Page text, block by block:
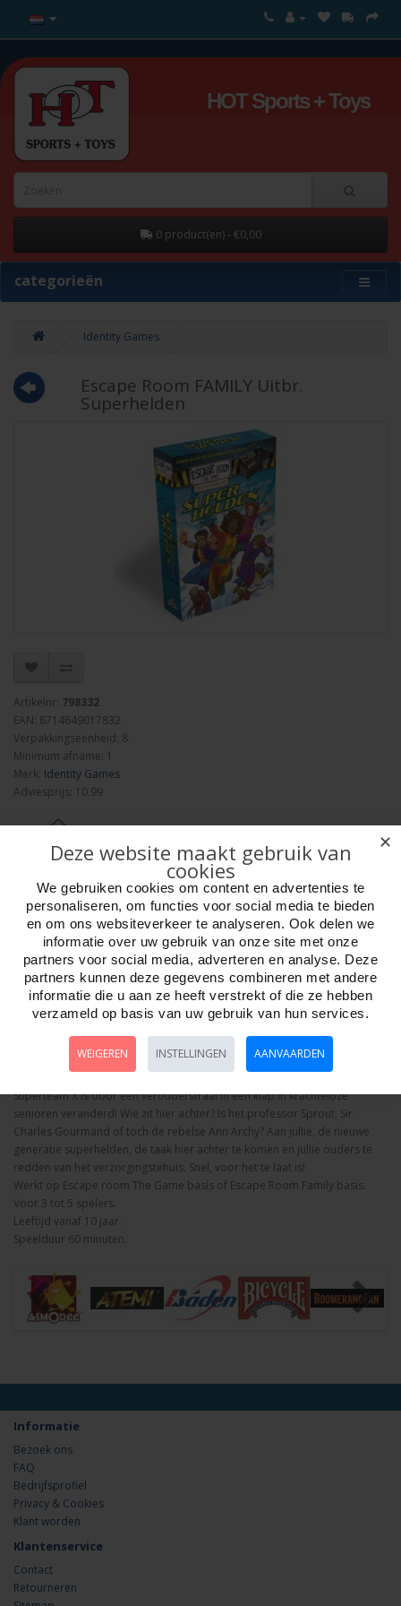
HOT Sports + Toys
0 product(en) - €0,00
categorieën
Identity Games
Escape Room FAMILY Uitbr.
Superhelden
Artikelnr: 798332
EAN: 8714649017832
Verpakkingseenheid: 8
Minimum afname: 1
Merk: Identity Games
Adviesprijs: 10.99
Aantal
Bestellen
Omschrijving Foto hoge resolutie Details
Superteam X is door een verouderstraal in één klap in krachteloze
senioren veranderd! Wie zit hier achter? Is het professor Sprout, Sir
Charles Gourmand of toch de rebelse Ann Archy? Aan jullie, de nieuwe
generatie superhelden, de taak hier achter te komen en jullie ouders te
redden van het verzorgingstehuis. Snel, voor het te laat is!
Werkt op Escape room The Game basis of Escape Room Family basis.
Voor 3 tot 5 spelers.
Leeftijd vanaf 10 jaar.
Speelduur 60 minuten.
Informatie
Bezoek ons
FAQ
Bedrijfsprofiel
Privacy & Cookies
Klant worden
Klantenservice
Contact
Retourneren
✕
Deze website maakt gebruik van
cookies
We gebruiken cookies om content en advertenties te
personaliseren, om functies voor social media te bieden
en om ons websiteverkeer te analyseren. Ook delen we
informatie over uw gebruik van onze site met onze
partners voor social media, adverteren en analyse. Deze
partners kunnen deze gegevens combineren met andere
informatie die u aan ze heeft verstrekt of die ze hebben
verzameld op basis van uw gebruik van hun services.
WEIGEREN INSTELLINGEN AANVAARDEN